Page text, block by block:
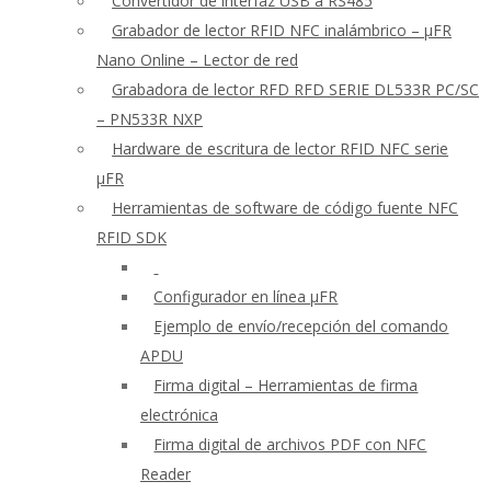
Grabador de lector RFID NFC inalámbrico – μFR
Nano Online – Lector de red
Grabadora de lector RFD RFD SERIE DL533R PC/SC
– PN533R NXP
Hardware de escritura de lector RFID NFC serie
μFR
Herramientas de software de código fuente NFC
RFID SDK
Configurador en línea μFR
Ejemplo de envío/recepción del comando
APDU
Firma digital – Herramientas de firma
electrónica
Firma digital de archivos PDF con NFC
Reader